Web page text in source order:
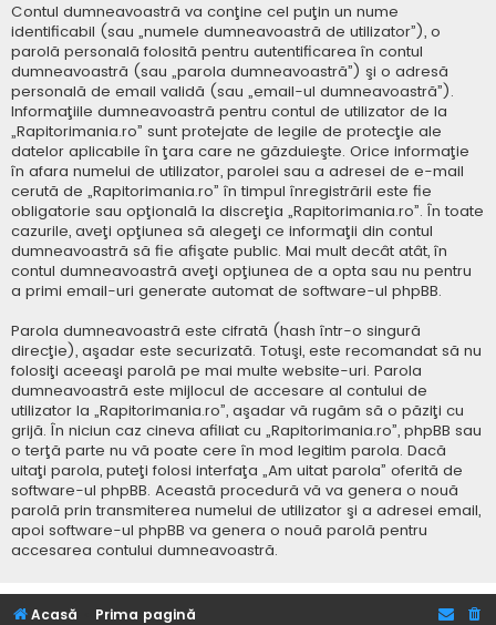
Contul dumneavoastră va conţine cel puţin un nume
identificabil (sau „numele dumneavoastră de utilizator”), o
parolă personală folosită pentru autentificarea în contul
dumneavoastră (sau „parola dumneavoastră”) şi o adresă
personală de email validă (sau „email-ul dumneavoastră”).
Informaţiile dumneavoastră pentru contul de utilizator de la
„Rapitorimania.ro” sunt protejate de legile de protecţie ale
datelor aplicabile în ţara care ne găzduieşte. Orice informaţie
în afara numelui de utilizator, parolei sau a adresei de e-mail
cerută de „Rapitorimania.ro” în timpul înregistrării este fie
obligatorie sau opţională la discreţia „Rapitorimania.ro”. În toate
cazurile, aveţi opţiunea să alegeţi ce informaţii din contul
dumneavoastră să fie afişate public. Mai mult decât atât, în
contul dumneavoastră aveţi opţiunea de a opta sau nu pentru
a primi email-uri generate automat de software-ul phpBB.
Parola dumneavoastră este cifrată (hash într-o singură
direcţie), aşadar este securizată. Totuşi, este recomandat să nu
folosiţi aceeaşi parolă pe mai multe website-uri. Parola
dumneavoastră este mijlocul de accesare al contului de
utilizator la „Rapitorimania.ro”, aşadar vă rugăm să o păziţi cu
grijă. În niciun caz cineva afiliat cu „Rapitorimania.ro”, phpBB sau
o terţă parte nu vă poate cere în mod legitim parola. Dacă
uitaţi parola, puteţi folosi interfaţa „Am uitat parola” oferită de
software-ul phpBB. Această procedură vă va genera o nouă
parolă prin transmiterea numelui de utilizator şi a adresei email,
apoi software-ul phpBB va genera o nouă parolă pentru
accesarea contului dumneavoastră.
Acasă Prima pagină